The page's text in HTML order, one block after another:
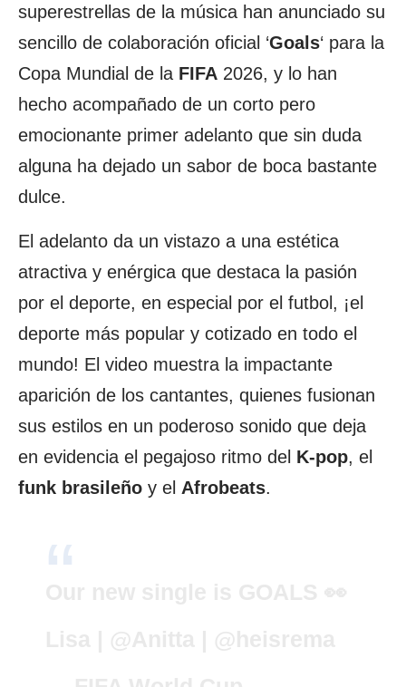
superestrellas de la música han anunciado su
sencillo de colaboración oficial ‘Goals‘ para la
Copa Mundial de la FIFA 2026, y lo han
hecho acompañado de un corto pero
emocionante primer adelanto que sin duda
alguna ha dejado un sabor de boca bastante
dulce.
El adelanto da un vistazo a una estética
atractiva y enérgica que destaca la pasión
por el deporte, en especial por el futbol, ¡el
deporte más popular y cotizado en todo el
mundo! El video muestra la impactante
aparición de los cantantes, quienes fusionan
sus estilos en un poderoso sonido que deja
en evidencia el pegajoso ritmo del K-pop, el
funk brasileño y el Afrobeats.